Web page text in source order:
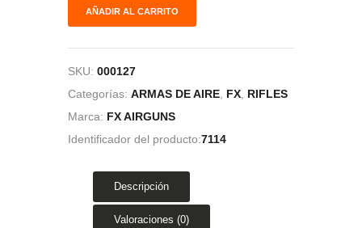
AÑADIR AL CARRITO
SKU: 000127
Categorías: ARMAS DE AIRE, FX, RIFLES
Marca: FX AIRGUNS
Identificador del producto:7114
Descripción
Valoraciones (0)